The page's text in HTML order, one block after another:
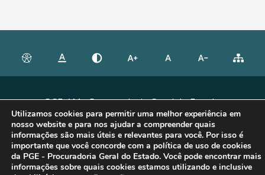
PGE-AM - Procuradoria Geral do Estado
Utilizamos cookies para permitir uma melhor experiência em
nosso website e para nos ajudar a compreender quais
informações são mais úteis e relevantes para você. Por isso é
importante que você concorde com a política de uso de cookies
da PGE - Procuradoria Geral do Estado. Você pode encontrar mais
informações sobre quais cookies estamos utilizando e inclusive